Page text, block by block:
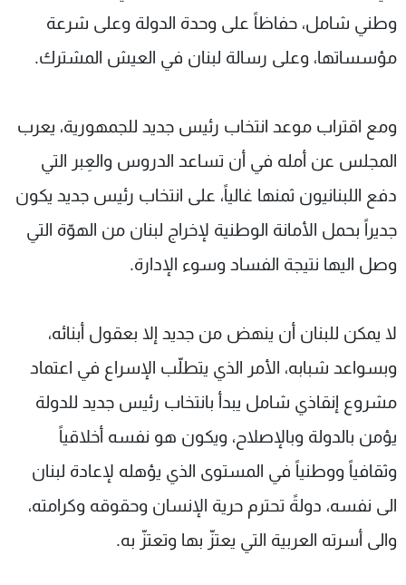
وطني شامل، حفاظاً على وحدة الدولة وعلى شرعة
مؤسساتها، وعلى رسالة لبنان في العيش المشترك.
ومع اقتراب موعد انتخاب رئيس جديد للجمهورية، يعرب
المجلس عن أمله في أن تساعد الدروس والعِبر التي
دفع اللبنانيون ثمنها غالياً، على انتخاب رئيس جديد يكون
جديراً بحمل الأمانة الوطنية لإخراج لبنان من الهوّة التي
وصل اليها نتيجة الفساد وسوء الإدارة.
لا يمكن للبنان أن ينهض من جديد إلا بعقول أبنائه،
وبسواعد شبابه، الأمر الذي يتطلّب الإسراع في اعتماد
مشروع إنقاذي شامل يبدأ بانتخاب رئيس جديد للدولة
يؤمن بالدولة وبالإصلاح، ويكون هو نفسه أخلاقياً
وثقافياً ووطنياً في المستوى الذي يؤهله لإعادة لبنان
الى نفسه، دولةً تحترم حرية الإنسان وحقوقه وكرامته،
والى أسرته العربية التي يعتزّ بها وتعتزّ به.